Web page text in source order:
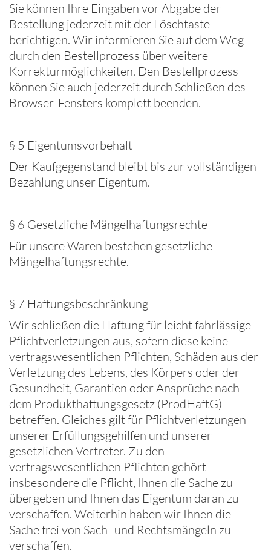
Sie können Ihre Eingaben vor Abgabe der
Bestellung jederzeit mit der Löschtaste
berichtigen. Wir informieren Sie auf dem Weg
durch den Bestellprozess über weitere
Korrekturmöglichkeiten. Den Bestellprozess
können Sie auch jederzeit durch Schließen des
Browser-Fensters komplett beenden.
§ 5 Eigentumsvorbehalt
Der Kaufgegenstand bleibt bis zur vollständigen
Bezahlung unser Eigentum.
§ 6 Gesetzliche Mängelhaftungsrechte
Für unsere Waren bestehen gesetzliche
Mängelhaftungsrechte.
§ 7 Haftungsbeschränkung
Wir schließen die Haftung für leicht fahrlässige
Pflichtverletzungen aus, sofern diese keine
vertragswesentlichen Pflichten, Schäden aus der
Verletzung des Lebens, des Körpers oder der
Gesundheit, Garantien oder Ansprüche nach
dem Produkthaftungsgesetz (ProdHaftG)
betreffen. Gleiches gilt für Pflichtverletzungen
unserer Erfüllungsgehilfen und unserer
gesetzlichen Vertreter. Zu den
vertragswesentlichen Pflichten gehört
insbesondere die Pflicht, Ihnen die Sache zu
übergeben und Ihnen das Eigentum daran zu
verschaffen. Weiterhin haben wir Ihnen die
Sache frei von Sach- und Rechtsmängeln zu
verschaffen.